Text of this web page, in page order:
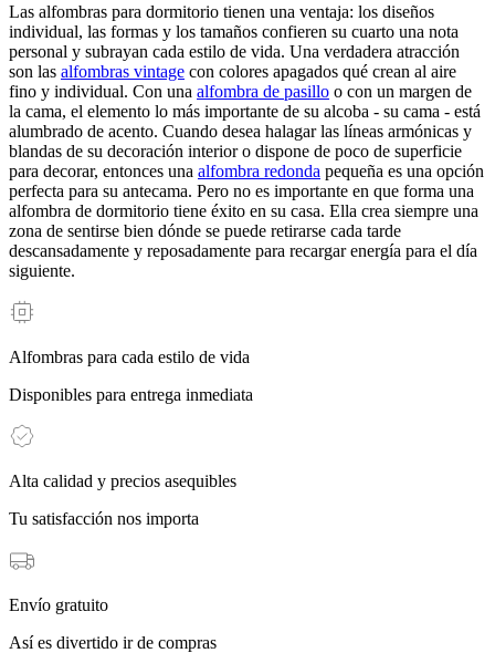
Las alfombras para dormitorio tienen una ventaja: los diseños
individual, las formas y los tamaños confieren su cuarto una nota
personal y subrayan cada estilo de vida. Una verdadera atracción
son las alfombras vintage con colores apagados qué crean al aire
fino y individual. Con una alfombra de pasillo o con un margen de
la cama, el elemento lo más importante de su alcoba - su cama - está
alumbrado de acento. Cuando desea halagar las líneas armónicas y
blandas de su decoración interior o dispone de poco de superficie
para decorar, entonces una alfombra redonda pequeña es una opción
perfecta para su antecama. Pero no es importante en que forma una
alfombra de dormitorio tiene éxito en su casa. Ella crea siempre una
zona de sentirse bien dónde se puede retirarse cada tarde
descansadamente y reposadamente para recargar energía para el día
siguiente.
Alfombras para cada estilo de vida
Disponibles para entrega inmediata
Alta calidad y precios asequibles
Tu satisfacción nos importa
Envío gratuito
Así es divertido ir de compras